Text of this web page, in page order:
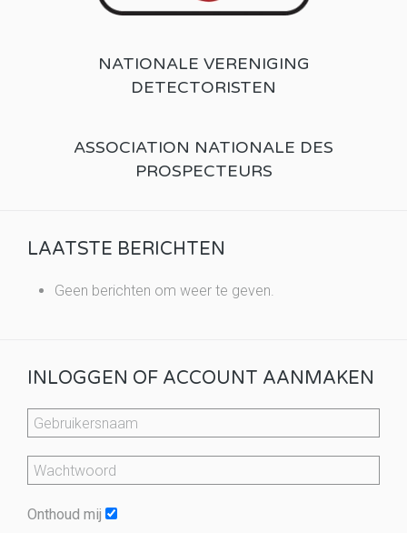
NATIONALE VERENIGING
DETECTORISTEN
ASSOCIATION NATIONALE DES
PROSPECTEURS
LAATSTE BERICHTEN
Geen berichten om weer te geven.
INLOGGEN OF ACCOUNT AANMAKEN
Onthoud mij